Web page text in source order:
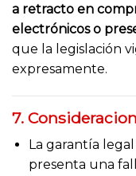
a retracto en
electrónicos o
que la legislación
expresamente.
7.
La garantía
presenta una